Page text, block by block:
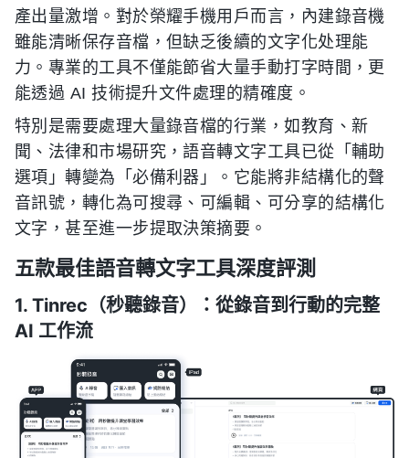
產出量激增。對於榮耀手機用戶而言，內建錄音機
雖能清晰保存音檔，但缺乏後續的文字化处理能
力。專業的工具不僅能節省大量手動打字時間，更
能透過 AI 技術提升文件處理的精確度。
特別是需要處理大量錄音檔的行業，如教育、新
聞、法律和市場研究，語音轉文字工具已從「輔助
選項」轉變為「必備利器」。它能將非結構化的聲
音訊號，轉化為可搜尋、可編輯、可分享的結構化
文字，甚至進一步提取決策摘要。
五款最佳語音轉文字工具深度評測
1. Tinrec（秒聽錄音）：從錄音到行動的完整
AI 工作流